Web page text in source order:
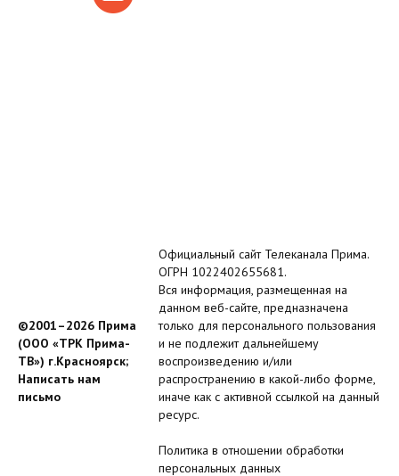
©2001–2026 Прима
(ООО «ТРК Прима-
ТВ») г.Красноярск;
Написать нам
письмо
Официальный сайт Телеканала Прима.
ОГРН 1022402655681.
Вся информация, размещенная на
данном веб-сайте, предназначена
только для персонального пользования
и не подлежит дальнейшему
воспроизведению и/или
распространению в какой-либо форме,
иначе как с активной ссылкой на данный
ресурс.
Политика в отношении обработки
персональных данных